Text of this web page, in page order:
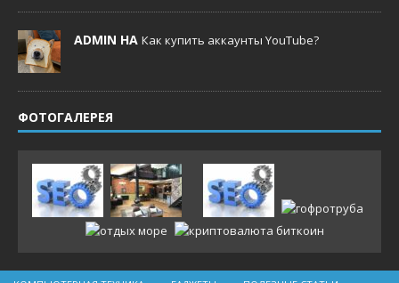
ADMIN НА Как купить аккаунты YouTube?
ФОТОГАЛЕРЕЯ